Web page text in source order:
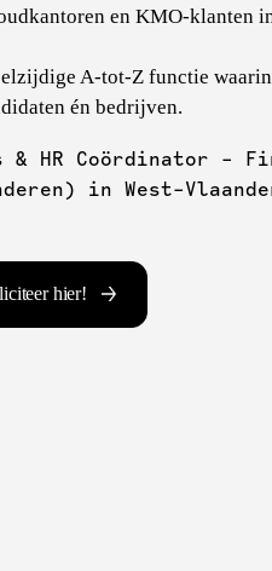
en KMO-klanten
A-tot-Z functie
én bedrijven.
& HR Coördinator -
in West-
hier!